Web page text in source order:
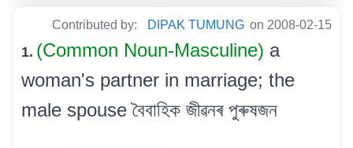
Contributed by: DIPAK TUMUNG on 2008-02-15
1. (Common Noun-Masculine) a
woman's partner in marriage; the
male spouse বৈবাহিক জীৱনৰ পুৰুষজন